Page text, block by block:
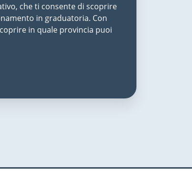
che ti consente di scoprire
in graduatoria. Con
in quale provincia puoi